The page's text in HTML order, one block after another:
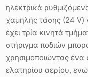
ηλεκτρικά
χαμηλής τάσης (24 V)
έχει τρία κινητά
στήριγμα ποδιών
χρησιμοποιώντας
ελατηρίου αερίου,